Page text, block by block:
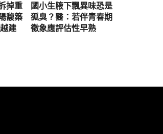
掉重
馥築
建
國小生腋下飄異味恐是
狐臭？醫：若伴青春期
徵象應評估性早熟